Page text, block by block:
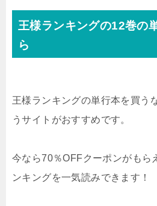
王様ランキングの12巻の
ら
王様ランキングの単行本を買う
うサイトがおすすめです。
今なら70％OFFクーポンがもら
ンキングを一気読みできます！